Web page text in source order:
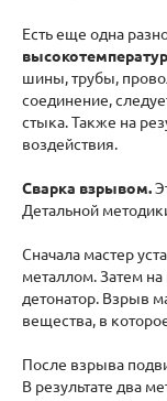
Есть еще одна
шины, трубы,
соединение,
стыка. Также на
воздействия.
Сварка взрывом.
Детальной
Сначала мастер
металлом. Затем
детонатор. Взрыв
вещества, в
После взрыва
В результате два